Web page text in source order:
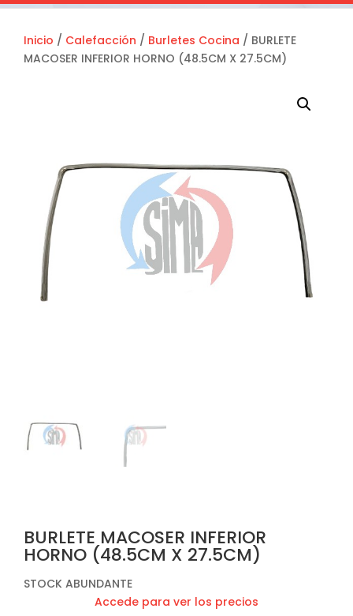
Inicio / Calefacción / Burletes Cocina / BURLETE
MACOSER INFERIOR HORNO (48.5CM X 27.5CM)
BURLETE MACOSER INFERIOR
HORNO (48.5CM X 27.5CM)
STOCK ABUNDANTE
Accede para ver los precios